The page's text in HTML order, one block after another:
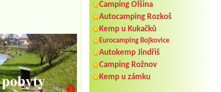
Camping Olšina
Autocamping Rozkoš
Kemp u Kukačků
Eurocamping Bojkovice
Autokemp Jindřiš
Camping Rožnov
Kemp u zámku
Termín od 2026-08-12 |
Lipka
1 place for 4-persons rent, 2 adults, 2